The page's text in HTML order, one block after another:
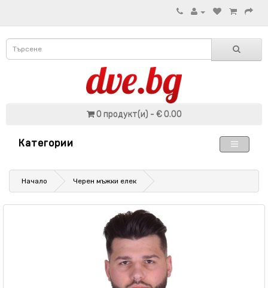
0 продукт(и) - € 0.00
Категории
Начало Черен мъжки елек